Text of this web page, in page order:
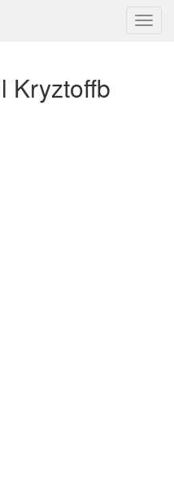
Kryztoffb